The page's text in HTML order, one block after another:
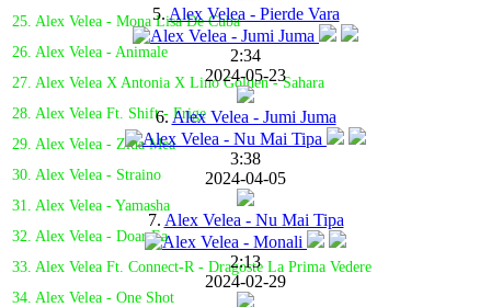
25. Alex Velea - Mona Lisa De Cuba
26. Alex Velea - Animale
27. Alex Velea X Antonia X Lino Golden - Sahara
28. Alex Velea Ft. Shift - Frige
29. Alex Velea - Ziua Mea
30. Alex Velea - Straino
31. Alex Velea - Yamasha
32. Alex Velea - Doar Ea
33. Alex Velea Ft. Connect-R - Dragoste La Prima Vedere
34. Alex Velea - One Shot
5.Alex Velea - Pierde Vara
2:34
2024-05-23
6. Alex Velea - Jumi Juma
3:38
2024-04-05
7. Alex Velea - Nu Mai Tipa
2:13
2024-02-29